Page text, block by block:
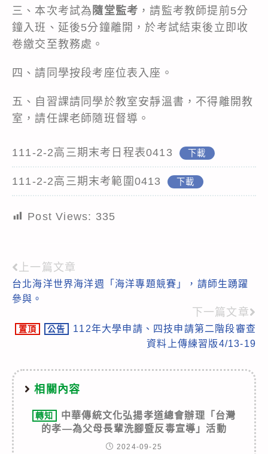
三、本次考試為 隨堂監考 ，請監考教師提前5分
鐘入班、延後5分鐘離開，於考試結束後立即收
卷繳交至教務處。
四、請同學按段考座位表入座。
五、自習課請同學於教室安靜溫書，不得離開教
室，請任課老師隨班督導。
111-2-2高三期末考日程表0413 下載
111-2-2高三期末考範圍0413 下載
Post Views: 335
Read
more
上一篇文章
台北海洋世界海洋週「海洋專題競賽」，請師生踴躍
參與。
下一篇文章
置頂 公告
112年大學申請、四技申請第二階段審查
資料上傳練習版4/13-19
相關內容
轉知
中華傳統文化弘揚孝道總會辦理「台灣
的孝—為父母長輩洗腳暨反毒宣導」活動
2024-09-25